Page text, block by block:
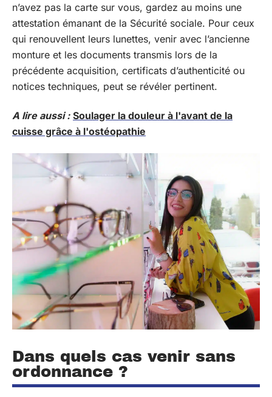
n’avez pas la carte sur vous, gardez au moins une
attestation émanant de la Sécurité sociale. Pour ceux
qui renouvellent leurs lunettes, venir avec l’ancienne
monture et les documents transmis lors de la
précédente acquisition, certificats d’authenticité ou
notices techniques, peut se révéler pertinent.
A lire aussi : Soulager la douleur à l'avant de la
cuisse grâce à l'ostéopathie
Dans quels cas venir sans
ordonnance ?